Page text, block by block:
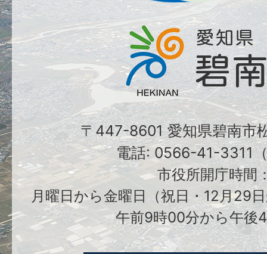
〒447-8601 愛知県碧南市
電話: 0566-41-3311
市役所開庁時間
月曜日から金曜日（祝日・12月29
午前9時00分から午後